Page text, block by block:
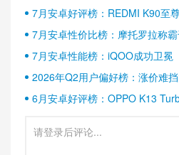
7月安卓好评榜：REDMI K90至
半壁江山
7月安卓性价比榜：摩托罗拉称
7月安卓性能榜：iQOO成功卫冕
2026年Q2用户偏好榜：涨价难
6月安卓好评榜：OPPO K13